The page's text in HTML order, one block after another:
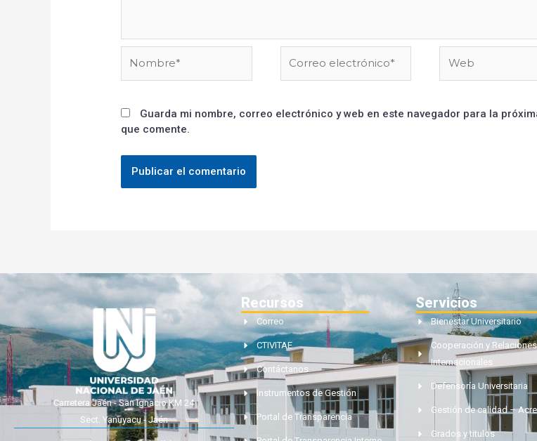
Guarda mi nombre, correo electrónico y web en este navegador para la
que comente.
Carretera Jaén - San Ignacio KM 24
Sect. Yanuyacu - Jaén
Recursos
Correo
CTIVITAE
Contáctanos
Instrumentos de Gestión
Portal de Transparencia
Servicios
Bienestar Universitario
Cooperación y Relaciones
Internacionales
Defensoría Universitaria
Gestión de calidad –
Grados y titulos